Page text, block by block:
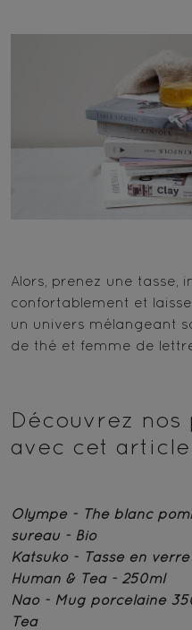
Alors, prenez une tasse,
confortablement et
un univers mélangeant
de thé et femme de
Découvrez
avec cet article
Olympe - Thé blanc
sureau - Bio
Katsuko - Tasse en
Human & Tea - 250ml
Nao - Mug porcelaine
Tea